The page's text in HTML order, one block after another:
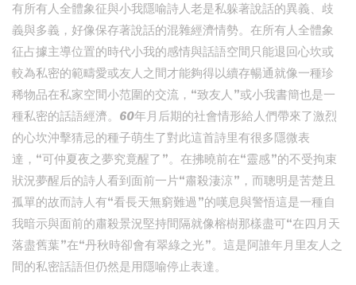
有所有人全體象征與小我隱喻詩人老是私躲著說話的異義、歧
義與多義，好像保存著說話的混雜經濟情勢。在所有人全體象
征占據主導位置的時代小我的感情與話語空間只能退回心坎或
較為私密的範疇愛或友人之間才能夠得以續存暢通就像一種珍
稀物品在私家空間小范圍的交流，“致友人”或小我書簡也是一
種私密的話語經濟。60年月后期的社會情形給人們帶來了激烈
的心坎沖擊猜忌的種子萌生了對此這首詩里有很多隱微表
達，“可仲夏夜之夢究竟醒了”。在拂曉前在“靈感”的不受拘束
狀況夢醒后的詩人看到面前一片“肅殺淒涼”，而聰明是苦楚且
孤單的故而詩人有“看長天無窮難過”的嘆息與警悟這是一種自
我暗示與面前的肅殺景況堅持間隔就像榕樹那樣盡可“在四月天
落盡舊葉”在“丹秋時卻會有翠綠之光”。這是阿誰年月里友人之
間的私密話語但仍然是用隱喻停止表達。